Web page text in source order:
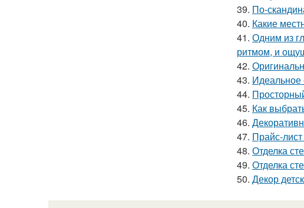
39. По-
40. Какие
41. Одним из
ритмом, и
42.
43. Идеальное
44.
45. Как
46.
47. Прайс-
48. Отделка
49. Отделка
50. Декор